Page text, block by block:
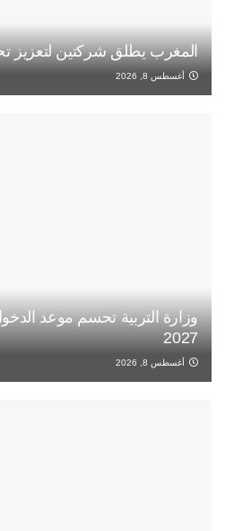
المغرب يطلق شركتين لتعزيز
أغسطس 8, 2026
2027
أغسطس 8, 2026